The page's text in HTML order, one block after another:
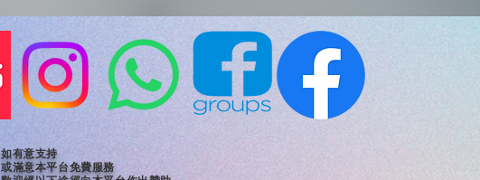
如有意支持
或滿意本平台免費服務